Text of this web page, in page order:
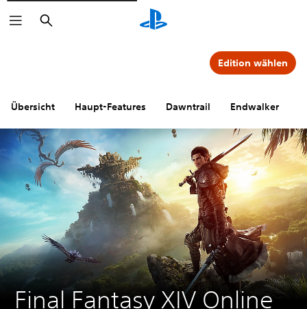
Suchen
Übersicht Haupt-Features Dawntrail Endwalker
Edition wählen
Final Fantasy XIV Online